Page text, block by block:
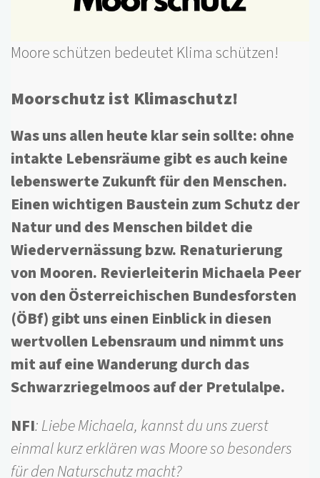
Moore schützen bedeutet Klima schützen!
Moorschutz ist Klimaschutz!
Was uns allen heute klar sein sollte: ohne
intakte Lebensräume gibt es auch keine
lebenswerte Zukunft für den Menschen.
Einen wichtigen Baustein zum Schutz der
Natur und des Menschen bildet die
Wiedervernässung bzw. Renaturierung
von Mooren. Revierleiterin Michaela Peer
von den Österreichischen Bundesforsten
(ÖBf) gibt uns einen Einblick in diesen
wertvollen Lebensraum und nimmt uns
mit auf eine Wanderung durch das
Schwarzriegelmoos auf der Pretulalpe.
NFI: Liebe Michaela, kannst du uns zuerst
einmal kurz erklären was Moore so besonders
für den Naturschutz macht?